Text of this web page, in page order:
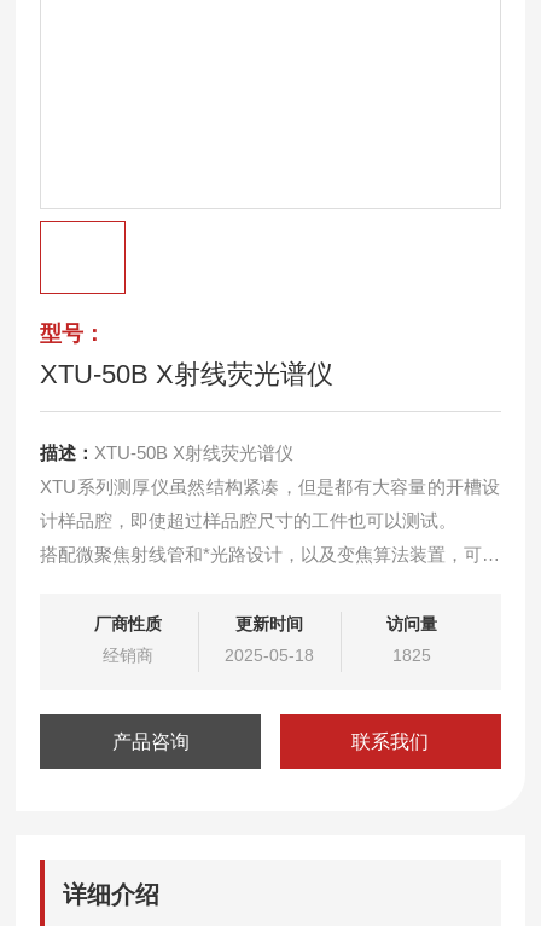
型号：
XTU-50B X射线荧光谱仪
描述： XTU-50B X射线荧光谱仪
XTU系列测厚仪虽然结构紧凑，但是都有大容量的开槽设
计样品腔，即使超过样品腔尺寸的工件也可以测试。
搭配微聚焦射线管和*光路设计，以及变焦算法装置，可测
检测78种元素镀层&amp;amp;#183;0.005um检出限
&amp;amp;#183;小测量面积0.002mm2&amp;amp;#183;
厂商性质
经销商
更新时间
2025-05-18
访问量
1825
产品咨询 联系我们
详细介绍